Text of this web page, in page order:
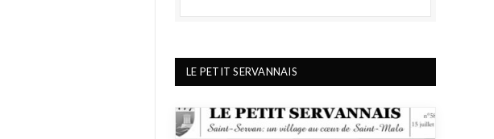
LE PETIT SERVANNAIS